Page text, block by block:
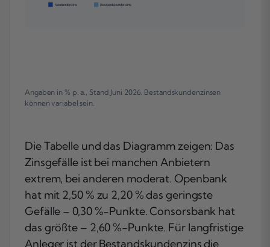
Neukundenzins Bestandskundenzins
Angaben in % p. a., Stand Juni 2026. Bestandskundenzinsen
können variabel sein.
Die Tabelle und das Diagramm zeigen: Das
Zinsgefälle ist bei manchen Anbietern
extrem, bei anderen moderat. Openbank
hat mit 2,50 % zu 2,20 % das geringste
Gefälle – 0,30 %-Punkte. Consorsbank hat
das größte – 2,60 %-Punkte. Für langfristige
Anleger ist der Bestandskundenzins die